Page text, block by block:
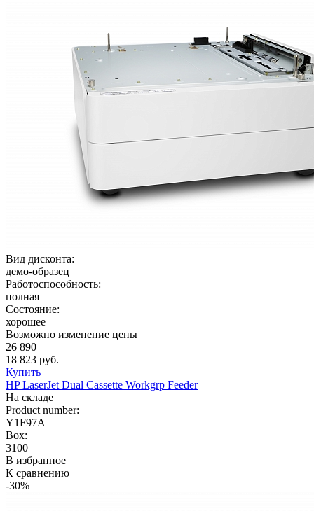
Вид дисконта:
демо-образец
Работоспособность:
полная
Состояние:
хорошее
Возможно изменение цены
26 890
18 823 руб.
Купить
HP LaserJet Dual Cassette Workgrp Feeder
На складе
Product number:
Y1F97A
Box:
3100
В избранное
К сравнению
-30%